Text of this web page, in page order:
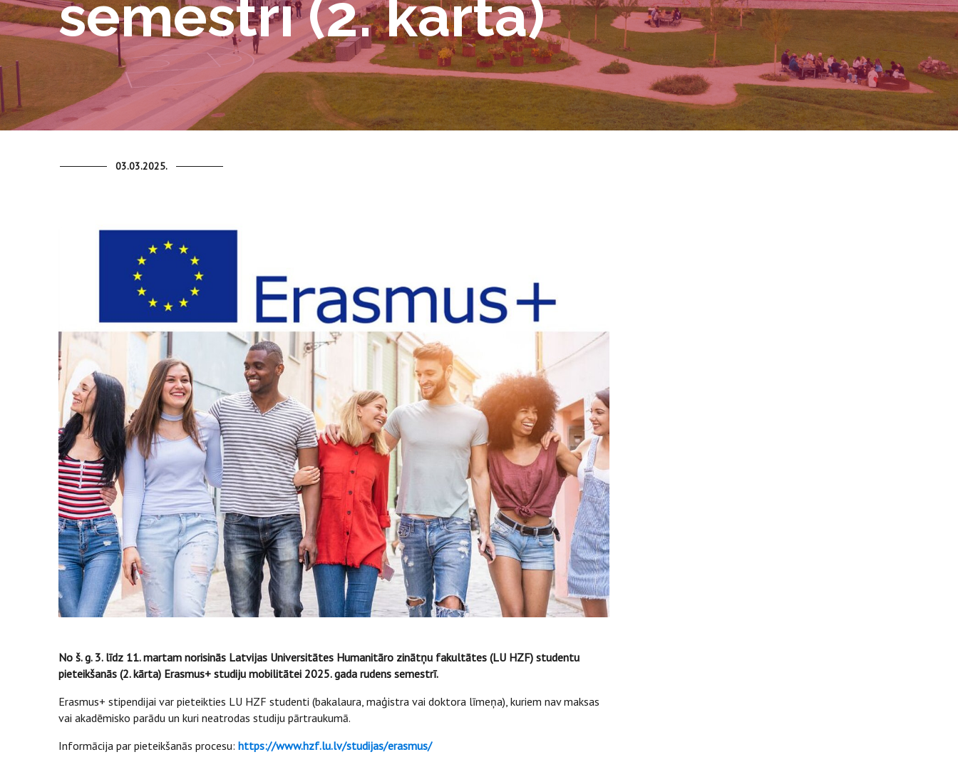
semestrī (2. kārta)
03.03.2025.
No š. g. 3. līdz 11. martam norisinās Latvijas Universitātes Humanitāro zinātņu fakultātes (LU HZF) studentu
pieteikšanās (2. kārta) Erasmus+ studiju mobilitātei 2025. gada rudens semestrī.
Erasmus+ stipendijai var pieteikties LU HZF studenti (bakalaura, maģistra vai doktora līmeņa), kuriem nav maksas
vai akadēmisko parādu un kuri neatrodas studiju pārtraukumā.
Informācija par pieteikšanās procesu: https://www.hzf.lu.lv/studijas/erasmus/